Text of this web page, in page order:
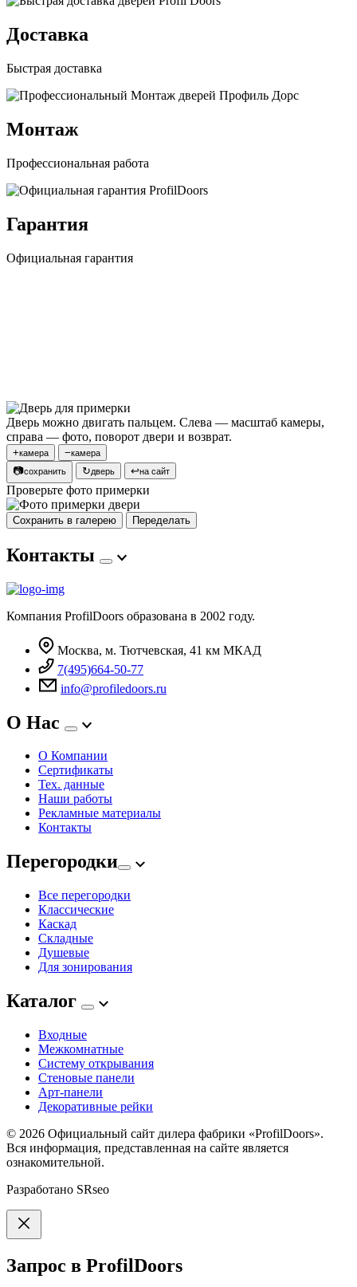
Доставка
Быстрая доставка
Монтаж
Профессиональная работа
Гарантия
Официальная гарантия
Дверь можно двигать пальцем. Слева — масштаб камеры,
справа — фото, поворот двери и возврат.
+камера −камера
📷сохранить ↻дверь ↩на сайт
Проверьте фото примерки
Сохранить в галерею Переделать
Контакты
Компания ProfilDoors образована в 2002 году.
Москва, м. Тютчевская, 41 км МКАД
7(495)664-50-77
info@profiledoors.ru
О Нас
О Компании
Сертификаты
Тех. данные
Наши работы
Рекламные материалы
Контакты
Перегородки
Все перегородки
Классические
Каскад
Складные
Душевые
Для зонирования
Каталог
Входные
Межкомнатные
Систему открывания
Стеновые панели
Арт-панели
Декоративные рейки
© 2026 Официальный сайт дилера фабрики «ProfilDoors».
Вся информация, представленная на сайте является
ознакомительной.
Разработано SRseo
Запрос в ProfilDoors